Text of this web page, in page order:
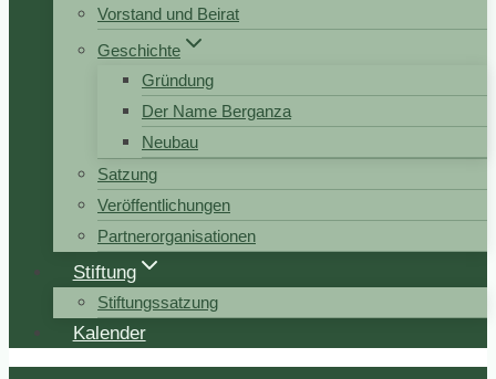
Vorstand und Beirat
Geschichte
Gründung
Der Name Berganza
Neubau
Satzung
Veröffentlichungen
Partnerorganisationen
Stiftung
Stiftungssatzung
Kalender